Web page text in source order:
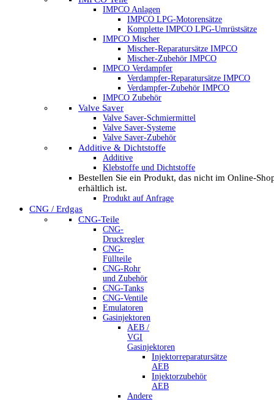
IMPCO Anlagen
IMPCO LPG-Motorensätze
Komplette IMPCO LPG-Umrüstsätze
IMPCO Mischer
Mischer-Reparatursätze IMPCO
Mischer-Zubehör IMPCO
IMPCO Verdampfer
Verdampfer-Reparatursätze IMPCO
Verdampfer-Zubehör IMPCO
IMPCO Zubehör
Valve Saver
Valve Saver-Schmiermittel
Valve Saver-Systeme
Valve Saver-Zubehör
Additive & Dichtstoffe
Additive
Klebstoffe und Dichtstoffe
Bestellen Sie ein Produkt, das nicht im Online-
erhältlich ist.
Produkt auf Anfrage
CNG / Erdgas
CNG-Teile
CNG-
Druckregler
CNG-
Füllteile
CNG-Rohr
und Zubehör
CNG-Tanks
CNG-Ventile
Emulatoren
Gasinjektoren
AEB /
VGI
Gasinjektoren
Injektorreparatursätze
AEB
Injektorzubehör
AEB
Andere